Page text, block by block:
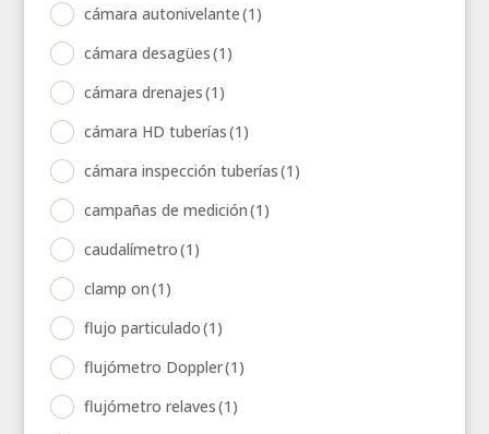
cámara autonivelante(1)
cámara desagües(1)
cámara drenajes(1)
cámara HD tuberías(1)
cámara inspección tuberías(1)
campañas de medición(1)
caudalímetro(1)
clamp on(1)
flujo particulado(1)
flujómetro Doppler(1)
flujómetro relaves(1)